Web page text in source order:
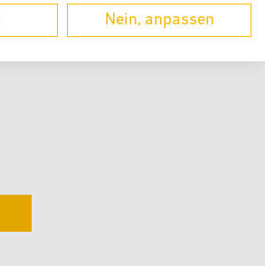
Nein, anpassen